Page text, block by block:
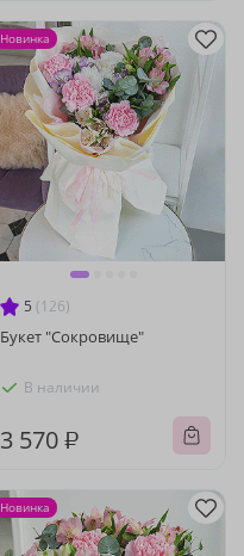
5 (126)
Букет "Сокровище"
В наличии
3 570 ₽
Новинка
Новинка